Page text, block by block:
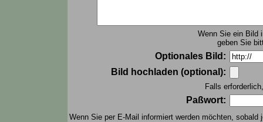
Wenn Sie ein Bild
geben Sie
Optionales Bild:
Bild hochladen (optional):
Falls
Paßwort:
Wenn Sie per E-Mail informiert werden möchten,